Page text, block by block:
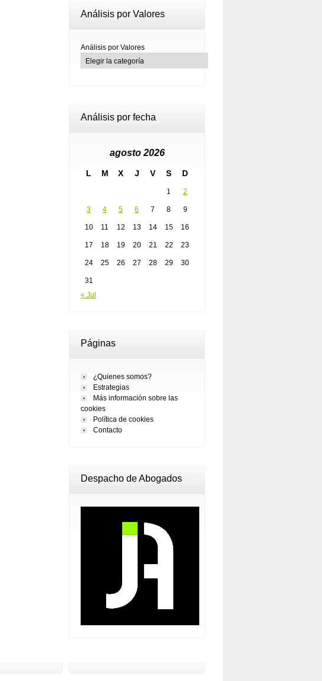
Análisis por Valores
Análisis por Valores
Análisis por fecha
agosto 2026
L M X J V S D
1 2
3 4 5 6 7 8 9
10 11 12 13 14 15 16
17 18 19 20 21 22 23
24 25 26 27 28 29 30
31
« Jul
Páginas
¿Quienes somos?
Estrategias
Más información sobre las
cookies
Política de cookies
Contacto
Despacho de Abogados